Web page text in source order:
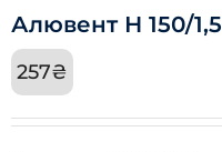
Алювент Н 150/1,5
257₴